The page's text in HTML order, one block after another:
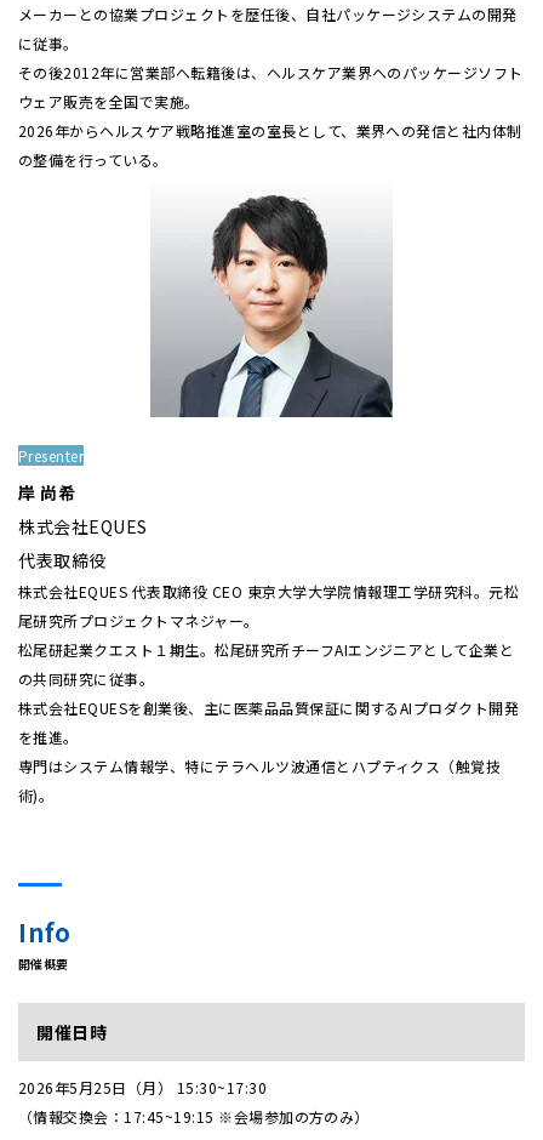
メーカーとの協業プロジェクトを歴任後、自社パッケージシステムの開発
に従事。
その後2012年に営業部へ転籍後は、ヘルスケア業界へのパッケージソフト
ウェア販売を全国で実施。
2026年からヘルスケア戦略推進室の室長として、業界への発信と社内体制
の整備を行っている。
Presenter
岸 尚希
株式会社EQUES
代表取締役
株式会社EQUES 代表取締役 CEO 東京大学大学院情報理工学研究科。元松
尾研究所プロジェクトマネジャー。
松尾研起業クエスト１期生。松尾研究所チーフAIエンジニアとして企業と
の共同研究に従事。
株式会社EQUESを創業後、主に医薬品品質保証に関するAIプロダクト開発
を推進。
専門はシステム情報学、特にテラヘルツ波通信とハプティクス（触覚技
術)。
Info
開催概要
開催日時
2026年5月25日（月） 15:30~17:30
（情報交換会：17:45~19:15 ※会場参加の方のみ）